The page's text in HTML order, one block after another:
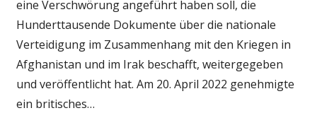
eine Verschwörung angeführt haben soll, die
Hunderttausende Dokumente über die nationale
Verteidigung im Zusammenhang mit den Kriegen in
Afghanistan und im Irak beschafft, weitergegeben
und veröffentlicht hat. Am 20. April 2022 genehmigte
ein britisches…